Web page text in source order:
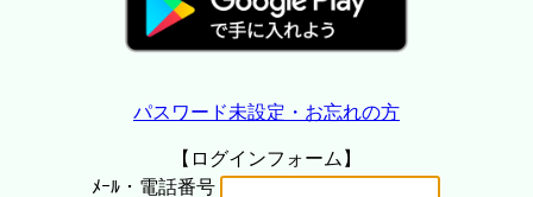
パスワード未設定・お忘れの方
【ログインフォーム】
ﾒｰﾙ・電話番号